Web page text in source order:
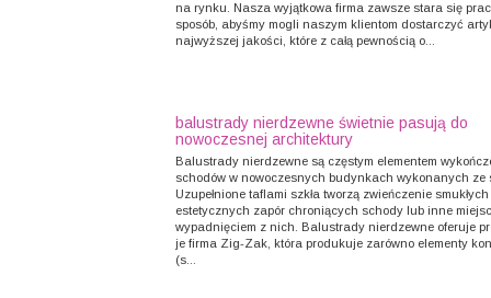
na rynku. Nasza wyjątkowa firma zawsze stara się
sposób, abyśmy mogli naszym klientom dostarczyć
najwyższej jakości, które z całą pewnością o...
balustrady nierdzewne świetnie pasują do
nowoczesnej architektury
Balustrady nierdzewne są częstym elementem
schodów w nowoczesnych budynkach wykonanych ze
Uzupełnione taflami szkła tworzą zwieńczenie smukłych
estetycznych zapór chroniących schody lub inne
wypadnięciem z nich. Balustrady nierdzewne oferuje
je firma Zig-Zak, która produkuje zarówno elementy
(s...